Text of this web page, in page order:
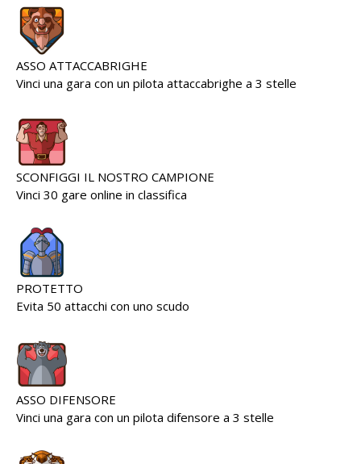
ASSO ATTACCABRIGHE
Vinci una gara con un pilota attaccabrighe a 3 stelle
SCONFIGGI IL NOSTRO CAMPIONE
Vinci 30 gare online in classifica
PROTETTO
Evita 50 attacchi con uno scudo
ASSO DIFENSORE
Vinci una gara con un pilota difensore a 3 stelle